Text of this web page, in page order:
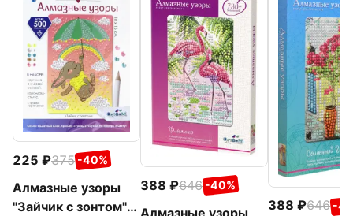
225 375 -40%
Алмазные узоры
"Зайчик с зонтом",
388 646 -40%
Алмазные узоры
388 646 -